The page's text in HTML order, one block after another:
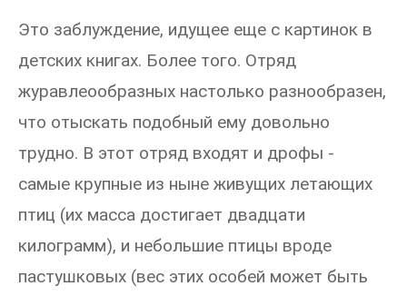
Это заблуждение, идущее еще с картинок в
детских книгах. Более того. Отряд
журавлеообразных настолько разнообразен,
что отыскать подобный ему довольно
трудно. В этот отряд входят и дрофы -
самые крупные из ныне живущих летающих
птиц (их масса достигает двадцати
килограмм), и небольшие птицы вроде
пастушковых (вес этих особей может быть